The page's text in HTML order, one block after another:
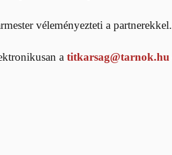
véleményezteti a partnerekkel.
a titkarsag@tarnok.hu